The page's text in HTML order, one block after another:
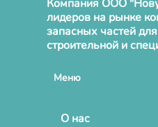
Компания ООО
лидеров на рынке
запасных частей
строительной и
Меню
О нас